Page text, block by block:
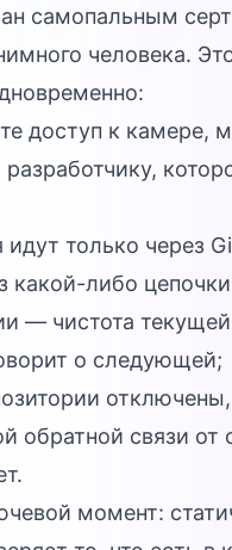
самопальным
человека.
доступ к камере,
идут только через
какой-либо цепочки
— чистота
о следующей;
обратной связи от
момент: